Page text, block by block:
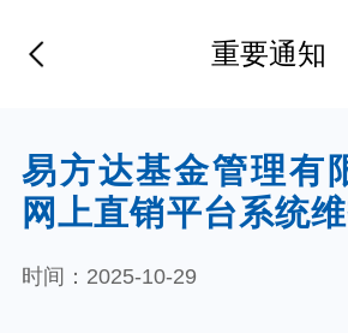
重要通知
首页
基金经理
易方达基金管理有
网上直销平台系统
时间：2025-10-29